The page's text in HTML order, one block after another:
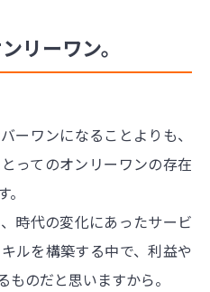
リーワン。
ーワンになることよりも、
ってのオンリーワンの存在
時代の変化にあったサービ
ルを構築する中で、利益や
のだと思いますから。